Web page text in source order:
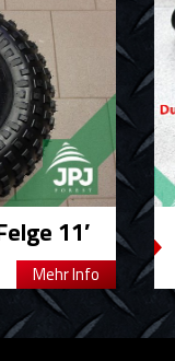
11′
Mehr Info